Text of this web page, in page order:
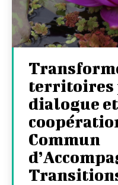
territoires
dialogue
Commun